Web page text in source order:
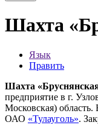
Шахта
Язык
Править
Шахта
предприятие в г.
Московская)
ОАО «Тулауголь».